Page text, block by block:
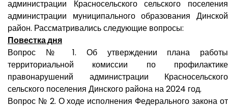
администрации Красносельского сельского поселения
администрации муниципального образования Динской
район. Рассматривались следующие вопросы:
Повестка дня
Вопрос № 1. Об утверждении плана работы
территориальной комиссии по профилактике
правонарушений администрации Красносельского
сельского поселения Динского района на 2024 год.
Вопрос № 2. О ходе исполнения Федерального закона от